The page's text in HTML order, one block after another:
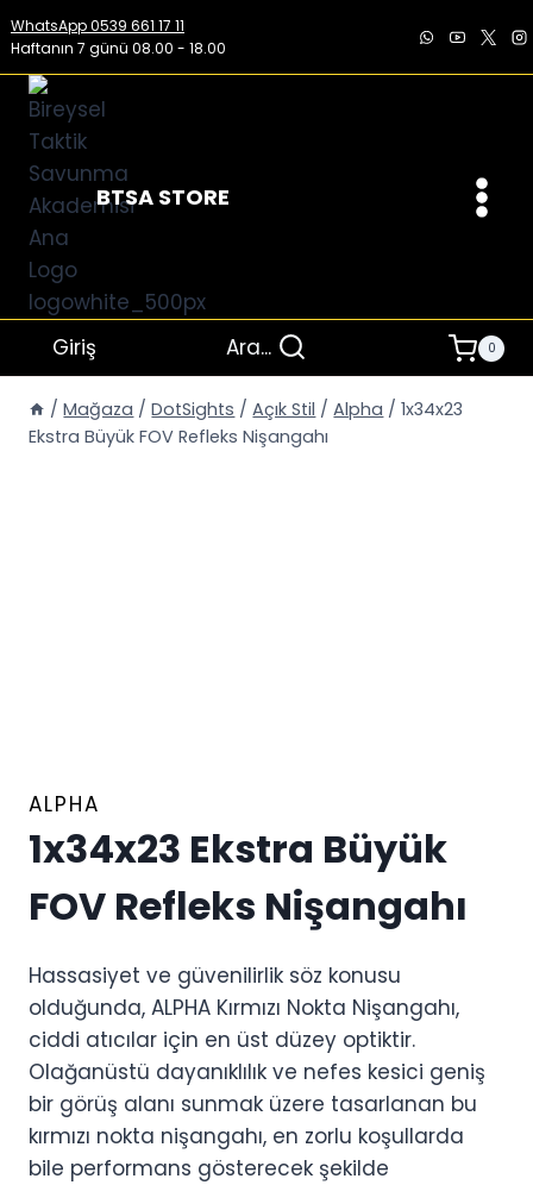
İçeriğe
geç
WhatsApp 0539 661 17 11
Haftanın 7 günü 08.00 - 18.00
BTSA STORE
Giriş Ara... 0
/ Mağaza / DotSights / Açık Stil / Alpha / 1x34x23
Ekstra Büyük FOV Refleks Nişangahı
ALPHA
1x34x23 Ekstra Büyük
FOV Refleks Nişangahı
Hassasiyet ve güvenilirlik söz konusu
olduğunda, ALPHA Kırmızı Nokta Nişangahı,
ciddi atıcılar için en üst düzey optiktir.
Olağanüstü dayanıklılık ve nefes kesici geniş
bir görüş alanı sunmak üzere tasarlanan bu
kırmızı nokta nişangahı, en zorlu koşullarda
bile performans gösterecek şekilde